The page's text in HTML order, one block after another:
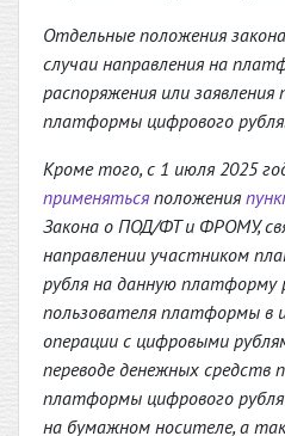
Отдельные положения
случаи направления на
распоряжения или заявления
платформы цифрового
Кроме того, с 1 июля 2025
применяться положения
Закона о ПОД/ФТ и ФРОМУ,
направлении участником
рубля на данную платформу
пользователя платформы в
операции с цифровыми
переводе денежных средств
платформы цифрового
на бумажном носителе, а